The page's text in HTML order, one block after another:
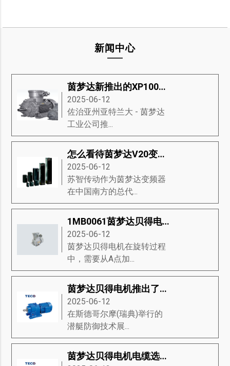
新闻中心
茵梦达新推出的XP100防爆电机
2025-06-12
​佐治亚州亚特兰大 - 茵梦达
工业公司推...
怎么看待茵梦达V20变频器的市场趋势
2025-06-12
苏智传动作为茵梦达变频器
在中国南方的总代...
1MB0061茵梦达贝得电机驱动器流程的讲解与说明
2025-06-12
茵梦达贝得电机在旋转过程
中，需要从A点加...
茵梦达贝得电机推出了永磁推进的新型模块，是未来潜艇动力关键技术
2025-06-12
在斯德哥尔摩(瑞典)举行的
潜艇防御技术展...
茵梦达贝得电机电缆选择的要求？茵梦达贝得电机推荐